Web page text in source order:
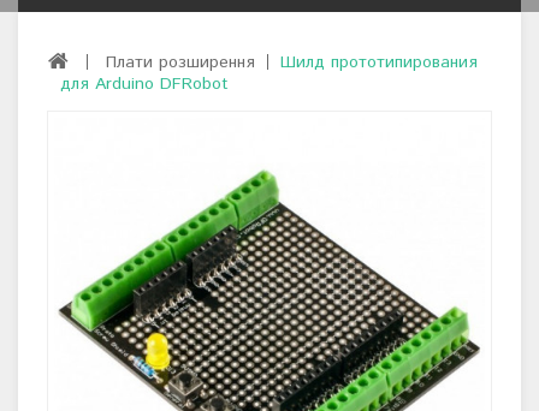
Плати розширення
Шилд прототипирования
для Arduino DFRobot